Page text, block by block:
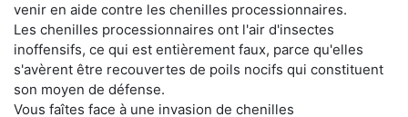
venir en aide contre les chenilles processionnaires.
Les chenilles processionnaires ont l'air d'insectes
inoffensifs, ce qui est entièrement faux, parce qu'elles
s'avèrent être recouvertes de poils nocifs qui constituent
son moyen de défense.
Vous faîtes face à une invasion de chenilles